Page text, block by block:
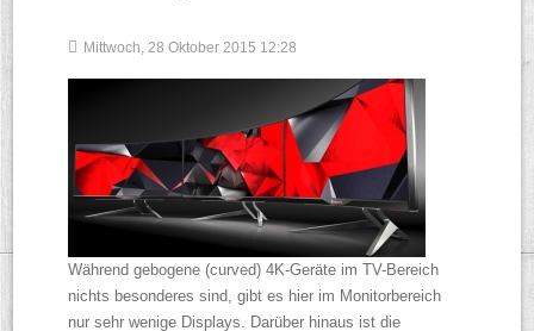
Mittwoch, 28 Oktober 2015 12:28
Während gebogene (curved) 4K-Geräte im TV-Bereich
nichts besonderes sind, gibt es hier im Monitorbereich
nur sehr wenige Displays. Darüber hinaus ist die